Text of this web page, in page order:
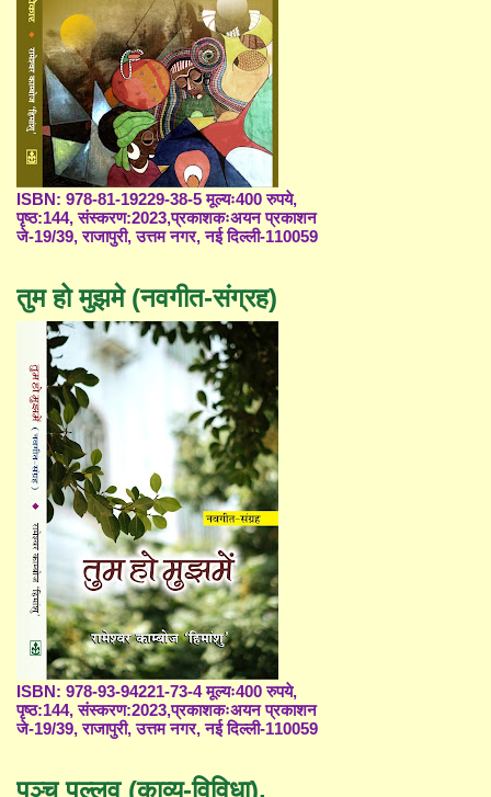
ISBN: 978-81-19229-38-5 मूल्यः400 रुपये,
पृष्ठ:144, संस्करण:2023,प्रकाशकःअयन प्रकाशन
जे-19/39, राजापुरी, उत्तम नगर, नई दिल्ली-110059
तुम हो मुझमे (नवगीत-संग्रह)
ISBN: 978-93-94221-73-4 मूल्यः400 रुपये,
पृष्ठ:144, संस्करण:2023,प्रकाशकःअयन प्रकाशन
जे-19/39, राजापुरी, उत्तम नगर, नई दिल्ली-110059
पञ्च पल्लव (काव्य-विविधा),